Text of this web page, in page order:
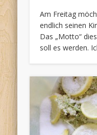
Am Freitag
endlich seinen
Das „Motto“
soll es werden.